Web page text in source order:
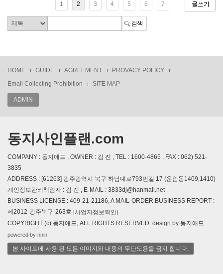
1 2 3 4 5 6 7
HOME GUIDE AGREEMENT
PROVACY POLICY
Email Collecting Prohibition
SITE MAP
ADMIN
동지사인플랜.com
COMPANY : 동지애드 , OWNER : 김 진 , TEL : 1600-4865 , FAX : 062) 521-
3835
ADDRESS : [61263] 광주광역시 북구 하남대로793번길 17 (운암동1409,1410)
개인정보관리책임자 : 김 진 , E-MAIL : 3833dj@hanmail.net
BUSINESS LICENSE : 409-21-21186, A MAIL-ORDER BUSINESS REPORT :
제2012-광주북구-263호 [사업자정보확인]
COPYRIGHT (c) 동지애드, ALL RIGHTS RESERVED. design by 동지애드
powered by nnin
본 사이트에 사용 된 모든 이미지와 내용의 무단도용을 금지 합니다.